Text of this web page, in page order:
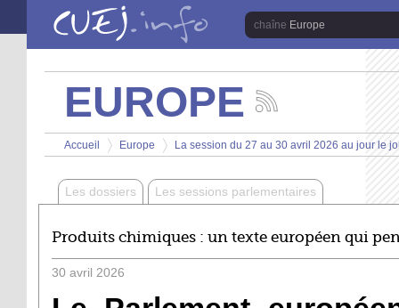
Aller au contenu principal
Europe
EUROPE
les
actualités
de
chaîne
Europe
Vous êtes ici
Accueil
>
Europe
>
La session du 27 au 30 avril 2026 au jour le
Les dossiers Les sessions parlementaires
Produits chimiques : un texte européen qui
30 avril 2026